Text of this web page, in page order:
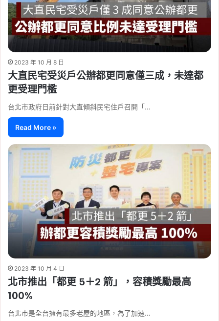
2023 年 10 月 8 日
大直民宅受災戶公辦都更同意僅三成，未達都
更受理門檻
台北市政府日前針對大直傾斜民宅住戶召開「…
Read More »
2023 年 10 月 4 日
北市推出「都更 5＋2 箭」，容積獎勵最高
100%
台北市是全台擁有最多老屋的地區，為了加速…